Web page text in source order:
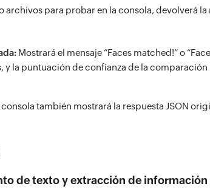
archivos para probar en la consola, devolverá la
Mostrará el mensaje “Faces matched!” o
y la puntuación de confianza de la comparación
consola también mostrará la respuesta JSON
de texto y extracción de información